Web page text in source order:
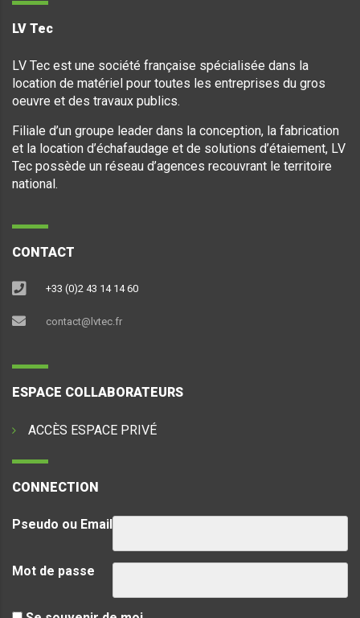
LV Tec
LV Tec est une société française spécialisée dans la
location de matériel pour toutes les entreprises du gros
oeuvre et des travaux publics.
Filiale d’un groupe leader dans la conception, la fabrication
et la location d’échafaudage et de solutions d’étaiement, LV
Tec possède un réseau d’agences recouvrant le territoire
national.
CONTACT
+33 (0)2 43 14 14 60
contact@lvtec.fr
ESPACE COLLABORATEURS
ACCÈS ESPACE PRIVÉ
CONNECTION
Pseudo ou Email
Mot de passe